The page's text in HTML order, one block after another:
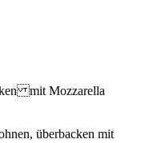
mit Mozzarella
überbacken mit